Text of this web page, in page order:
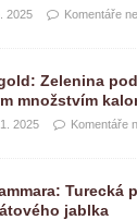
2025 Komentáře
Zelenina
množstvím
2025 Komentáře
Turecká
jablka